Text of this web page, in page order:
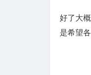
好了大
是希望